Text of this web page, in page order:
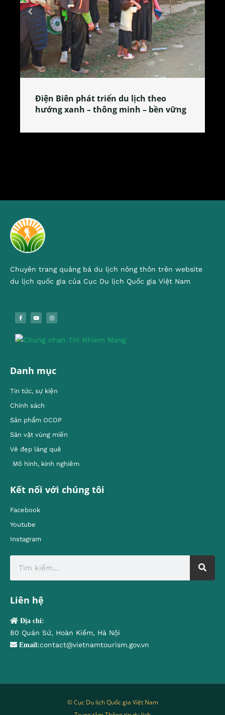
Làng làm bánh tẻ Phú Nhi – nơi lan
tỏa đặc sản xứ Đoài
Chuyên trang quảng bá du lịch nông thôn trên website
du lịch quốc gia của Cục Du lịch Quốc gia Việt Nam
Danh mục
Tin tức, sự kiện
Chính sách
Sản phẩm OCOP
Sản vật vùng miền
Vẻ đẹp làng quê
Mô hình, kinh nghiêm
Kết nối với chúng tôi
Facebook
Youtube
Instagram
Liên hệ
Địa chỉ:
80 Quán Sứ, Hoàn Kiếm, Hà Nội
Email:contact@vietnamtourism.gov.vn
© Cục Du lịch Quốc gia Việt Nam